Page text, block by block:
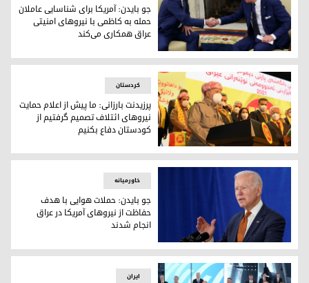
بایدن از کاظمی حمایت می‌کند
جو بایدن: آمریکا برای شناسایی عاملان
حمله به کاظمی با نیروهای امنیتی
عراق همکاری می‌کند
پرزیدنت بارزانی: ما پیش از اعلام حمایت نیروهای ائتلاف
کردستان
پرزیدنت بارزانی: ما پیش از اعلام حمایت
نیروهای ائتلاف تصمیم گرفتیم از
کودستان دفاع بکنیم
جو بایدن، رئیس جمهور آمریکا
خاورمیانه
جو بایدن: حملات هوایی با هدف
حفاظت از نیروهای آمریکا در عراق
انجام شدند
ایران